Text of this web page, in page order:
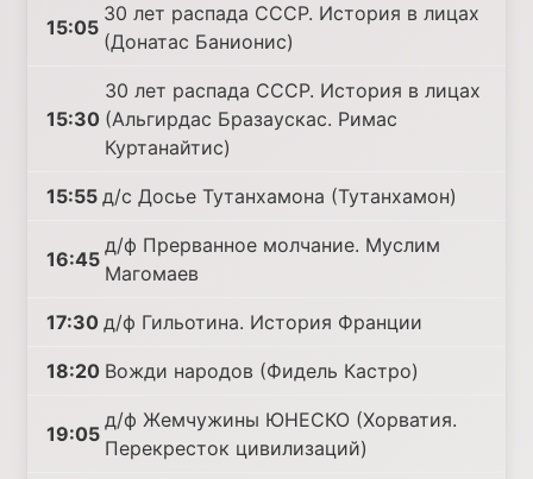
15:05
30 лет распада СССР. История в лицах
(Донатас Банионис)
15:30
30 лет распада СССР. История в лицах
(Альгирдас Бразаускас. Римас
Куртанайтис)
15:55 д/с Досье Тутанхамона (Тутанхамон)
16:45
д/ф Прерванное молчание. Муслим
Магомаев
17:30 д/ф Гильотина. История Франции
18:20 Вожди народов (Фидель Кастро)
19:05
д/ф Жемчужины ЮНЕСКО (Хорватия.
Перекресток цивилизаций)